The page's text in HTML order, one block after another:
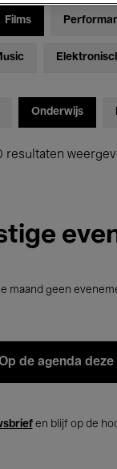
Films
Onderwijs
resultaten
maand geen
de agenda deze
en blijf op de